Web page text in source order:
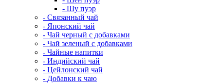
- Шу пуэр
- Связанный чай
- Японский чай
- Чай черный с добавками
- Чай зеленый с добавками
- Чайные напитки
- Индийский чай
- Цейлонский чай
- Добавки к чаю